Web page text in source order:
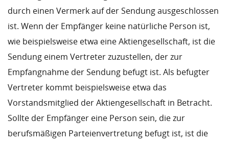
durch einen Vermerk auf der Sendung ausgeschlossen
ist. Wenn der Empfänger keine natürliche Person ist,
wie beispielsweise etwa eine Aktiengesellschaft, ist die
Sendung einem Vertreter zuzustellen, der zur
Empfangnahme der Sendung befugt ist. Als befugter
Vertreter kommt beispielsweise etwa das
Vorstandsmitglied der Aktiengesellschaft in Betracht.
Sollte der Empfänger eine Person sein, die zur
berufsmäßigen Parteienvertretung befugt ist, ist die